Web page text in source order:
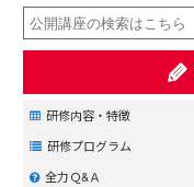
研修内容・特徴
研修プログラム
全力Ｑ&Ａ